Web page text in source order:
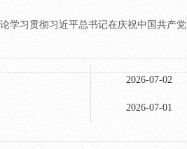
学习贯彻习近平总书记在庆祝中国共产党
2026-07-02
2026-07-01